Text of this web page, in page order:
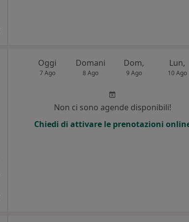
Oggi
7 Ago
Domani
8 Ago
Dom,
9 Ago
Lun,
10 Ago
Non ci sono agende disponibili!
Chiedi di attivare le prenotazioni